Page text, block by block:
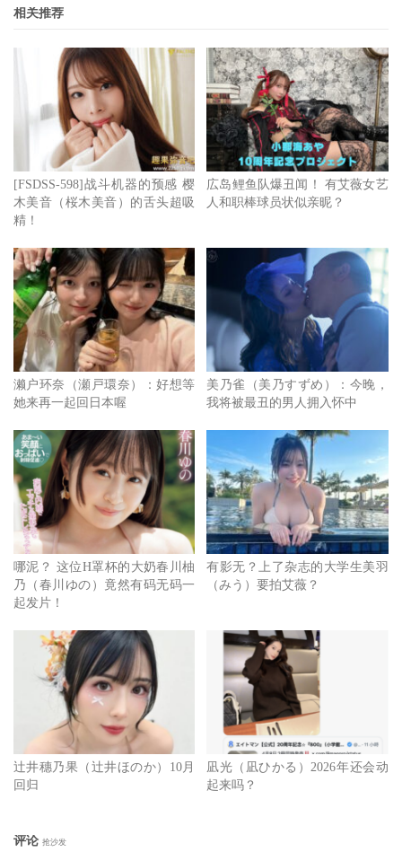
相关推荐
[FSDSS-598]战斗机器的预感 樱
木美音（桜木美音）的舌头超吸
精！
広岛鲤鱼队爆丑闻！ 有艾薇女艺
人和职棒球员状似亲昵？
濑户环奈（瀬戸環奈）：好想等
她来再一起回日本喔
美乃雀（美乃すずめ）：今晚，
我将被最丑的男人拥入怀中
哪泥？ 这位H罩杯的大奶春川柚
乃（春川ゆの）竟然有码无码一
起发片！
有影无？上了杂志的大学生美羽
（みう）要拍艾薇？
辻井穗乃果（辻井ほのか）10月
回归
凪光（凪ひかる）2026年还会动
起来吗？
评论 抢沙发